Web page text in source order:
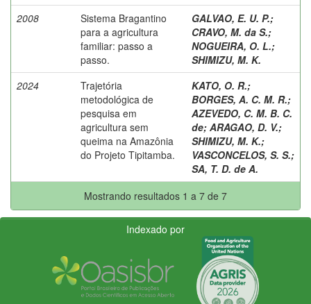
2008
Sistema Bragantino
para a agricultura
familiar: passo a
passo.
GALVAO, E. U. P.;
CRAVO, M. da S.;
NOGUEIRA, O. L.;
SHIMIZU, M. K.
2024
Trajetória
metodológica de
pesquisa em
agricultura sem
queima na Amazônia
do Projeto Tipitamba.
KATO, O. R.;
BORGES, A. C. M. R.;
AZEVEDO, C. M. B. C.
de; ARAGAO, D. V.;
SHIMIZU, M. K.;
VASCONCELOS, S. S.;
SA, T. D. de A.
Mostrando resultados 1 a 7 de 7
Indexado por